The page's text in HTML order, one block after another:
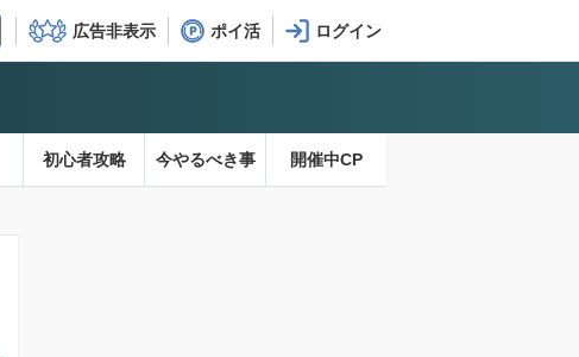
広告非表示 ポイ活
初心者攻略 今やるべき事 開催中CP